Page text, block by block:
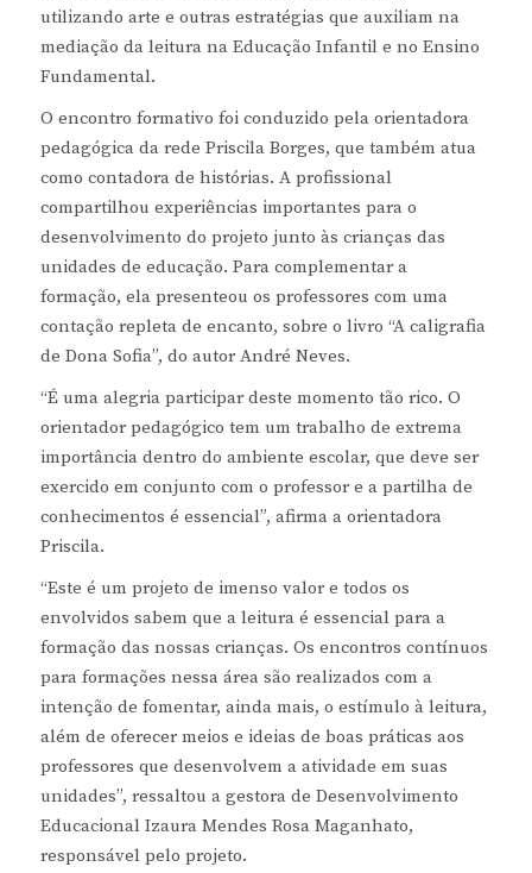
utilizando arte e outras estratégias que auxiliam na
mediação da leitura na Educação Infantil e no Ensino
Fundamental.
O encontro formativo foi conduzido pela orientadora
pedagógica da rede Priscila Borges, que também atua
como contadora de histórias. A profissional
compartilhou experiências importantes para o
desenvolvimento do projeto junto às crianças das
unidades de educação. Para complementar a
formação, ela presenteou os professores com uma
contação repleta de encanto, sobre o livro “A caligrafia
de Dona Sofia”, do autor André Neves.
“É uma alegria participar deste momento tão rico. O
orientador pedagógico tem um trabalho de extrema
importância dentro do ambiente escolar, que deve ser
exercido em conjunto com o professor e a partilha de
conhecimentos é essencial”, afirma a orientadora
Priscila.
“Este é um projeto de imenso valor e todos os
envolvidos sabem que a leitura é essencial para a
formação das nossas crianças. Os encontros contínuos
para formações nessa área são realizados com a
intenção de fomentar, ainda mais, o estímulo à leitura,
além de oferecer meios e ideias de boas práticas aos
professores que desenvolvem a atividade em suas
unidades”, ressaltou a gestora de Desenvolvimento
Educacional Izaura Mendes Rosa Maganhato,
responsável pelo projeto.